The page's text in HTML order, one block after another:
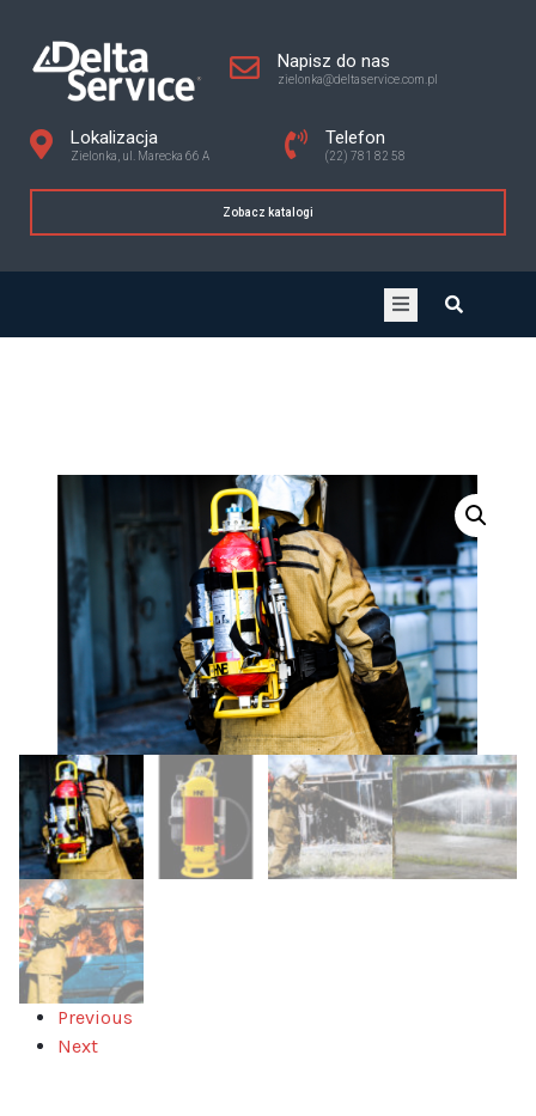
Napisz do nas
zielonka@deltaservice.com.pl
Lokalizacja
Zielonka, ul. Marecka 66 A
Telefon
(22) 781 82 58
Zobacz katalogi
Previous
Next